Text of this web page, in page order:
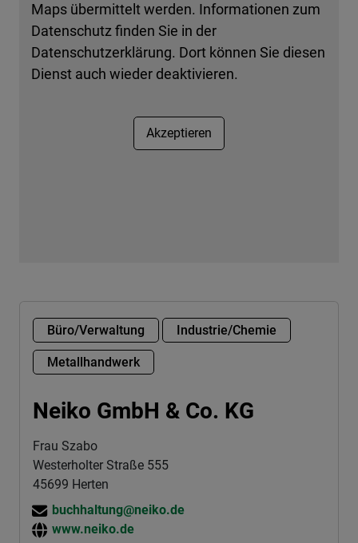
Maps übermittelt werden. Informationen zum
Datenschutz finden Sie in der
Datenschutzerklärung. Dort können Sie diesen
Dienst auch wieder deaktivieren.
Akzeptieren
Büro/Verwaltung Industrie/Chemie
Metallhandwerk
Neiko GmbH & Co. KG
Frau Szabo
Westerholter Straße 555
45699 Herten
buchhaltung@neiko.de
www.neiko.de